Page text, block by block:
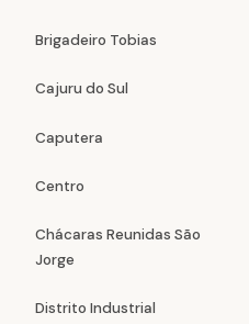
Brigadeiro Tobias
Cajuru do Sul
Caputera
Centro
Chácaras Reunidas São
Jorge
Distrito Industrial